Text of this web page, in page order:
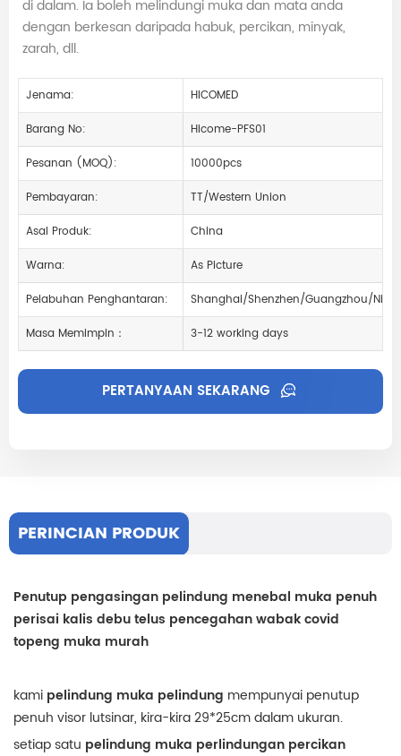
di dalam. Ia boleh melindungi muka dan mata anda
dengan berkesan daripada habuk, percikan, minyak,
zarah, dll.
Jenama:
HICOMED
Barang No:
Hicome-PFS01
Pesanan (MOQ):
10000pcs
Pembayaran:
TT/Western Union
Asal Produk:
China
Warna:
As Picture
Pelabuhan Penghantaran:
Shanghai/Shenzhen/Guangzhou/
Masa Memimpin：
3-12 working days
PERTANYAAN SEKARANG
PERINCIAN PRODUK
Penutup pengasingan pelindung menebal muka penuh
perisai kalis debu telus pencegahan wabak covid
topeng muka murah
kami pelindung muka pelindung mempunyai penutup
penuh visor lutsinar, kira-kira 29*25cm dalam ukuran.
setiap satu pelindung muka perlindungan percikan